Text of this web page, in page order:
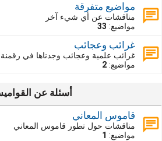
مواضيع متفرقة
مناقشات عن أي شيء آخر
مواضيع: 33
غرائب وعجائب
غرائب علمية وعجائب وجدناها في
مواضيع: 2
أسئلة عن
قاموس المعاني
مناقشات حول تطور قاموس المعاني
مواضيع: 1